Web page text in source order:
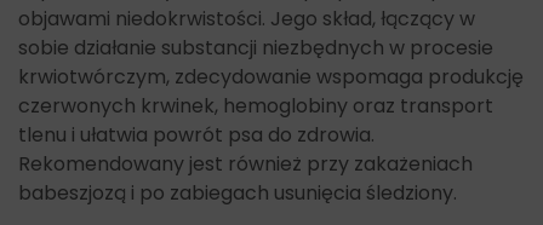
objawami niedokrwistości. Jego skład, łączący w
sobie działanie substancji niezbędnych w procesie
krwiotwórczym, zdecydowanie wspomaga produkcję
czerwonych krwinek, hemoglobiny oraz transport
tlenu i ułatwia powrót psa do zdrowia.
Rekomendowany jest również przy zakażeniach
babeszjozą i po zabiegach usunięcia śledziony.